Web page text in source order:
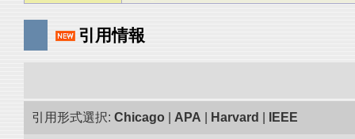
引用情報
引用形式選択: Chicago APA Harvard IEEE